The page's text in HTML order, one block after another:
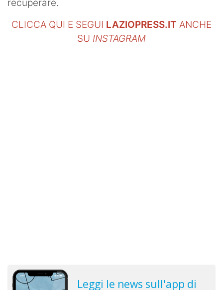
recuperare.
CLICCA QUI E SEGUI LAZIOPRESS.IT ANCHE
SU INSTAGRAM